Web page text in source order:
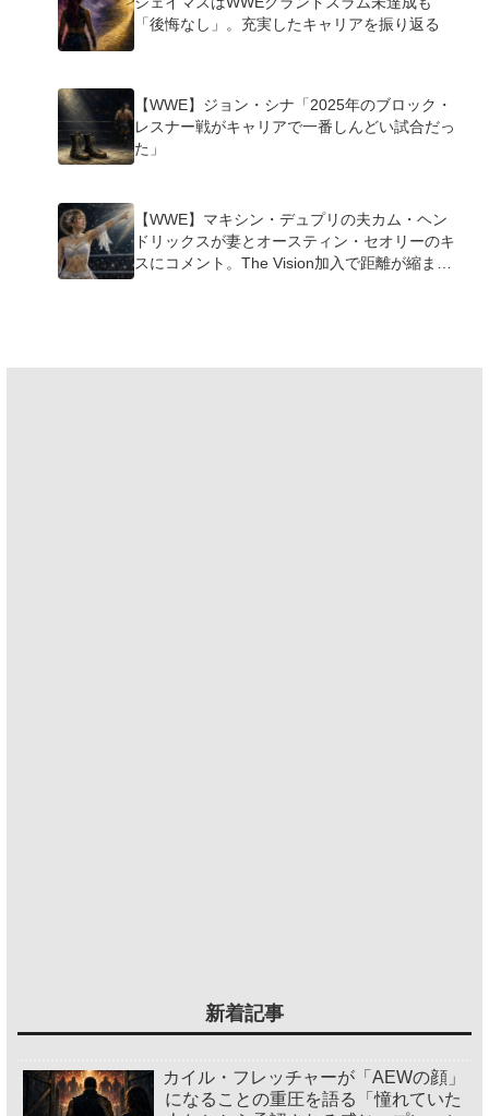
「後悔なし」。充実したキャリアを振り返る
【WWE】ジョン・シナ「2025年のブロック・
レスナー戦がキャリアで一番しんどい試合だっ
た」
【WWE】マキシン・デュプリの夫カム・ヘン
ドリックスが妻とオースティン・セオリーのキ
スにコメント。The Vision加入で距離が縮ま
新着記事
カイル・フレッチャーが「AEWの顔」
になることの重圧を語る「憧れていた